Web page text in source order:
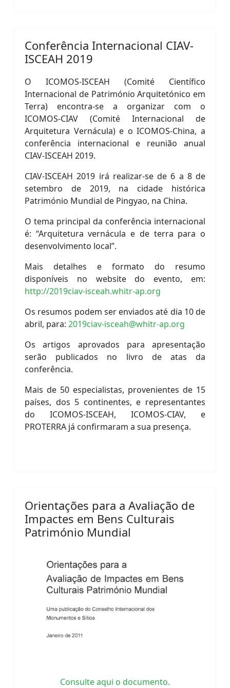
Conferência Internacional CIAV-
ISCEAH 2019
O ICOMOS-ISCEAH (Comité Científico
Internacional de Património Arquitetónico em
Terra) encontra-se a organizar com o
ICOMOS-CIAV (Comité Internacional de
Arquitetura Vernácula) e o ICOMOS-China, a
conferência internacional e reunião anual
CIAV-ISCEAH 2019.
CIAV-ISCEAH 2019 irá realizar-se de 6 a 8 de
setembro de 2019, na cidade histórica
Património Mundial de Pingyao, na China.
O tema principal da conferência internacional
é: “Arquitetura vernácula e de terra para o
desenvolvimento local”.
Mais detalhes e formato do resumo
disponíveis no website do evento, em:
http://2019ciav-isceah.whitr-ap.org
Os resumos podem ser enviados até dia 10 de
abril, para: 2019ciav-isceah@whitr-ap.org
Os artigos aprovados para apresentação
serão publicados no livro de atas da
conferência.
Mais de 50 especialistas, provenientes de 15
países, dos 5 continentes, e representantes
do ICOMOS-ISCEAH, ICOMOS-CIAV, e
PROTERRA já confirmaram a sua presença.
Orientações para a Avaliação de
Impactes em Bens Culturais
Património Mundial
Consulte aqui o documento.